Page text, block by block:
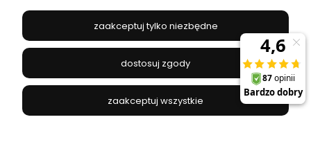
JANEX
669-050-03-43
504 545 749//E-mail:sklep@janexmarket.pl
zaakceptuj tylko niezbędne
dostosuj zgody
zaakceptuj wszystkie